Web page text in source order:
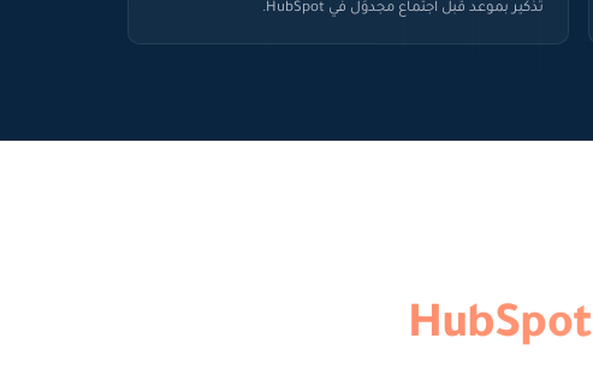
تذكير بموعد قبل اجتماع مجدوَل في HubSpot.
يشترك فيها HubSpot